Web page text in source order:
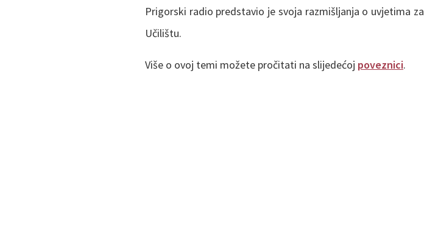
Prigorski radio predstavio je svoja razmišljanja o uvjetima
Učilištu.
Više o ovoj temi možete pročitati na slijedećoj poveznici.